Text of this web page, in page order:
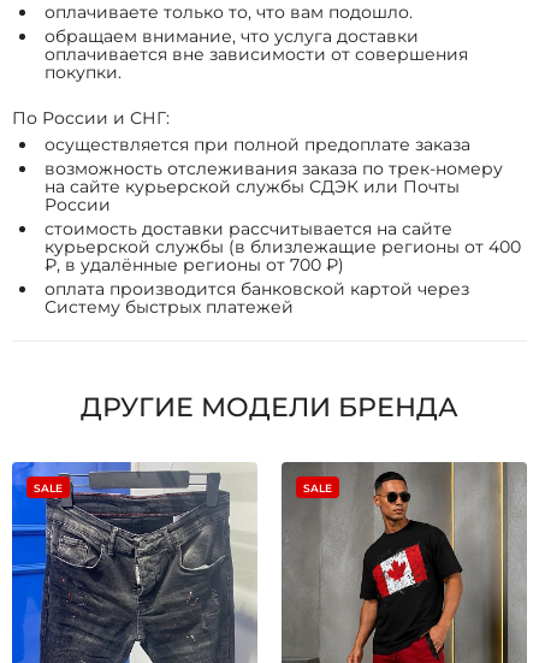
оплачиваете только то, что вам подошло.
обращаем внимание, что услуга доставки
оплачивается вне зависимости от совершения
покупки.
По России и СНГ:
осуществляется при полной предоплате заказа
возможность отслеживания заказа по трек-номеру
на сайте курьерской службы СДЭК или Почты
России
стоимость доставки рассчитывается на сайте
курьерской службы (в близлежащие регионы от 400
₽, в удалённые регионы от 700 ₽)
оплата производится банковской картой через
Систему быстрых платежей
ДРУГИЕ МОДЕЛИ БРЕНДА
SALE SALE